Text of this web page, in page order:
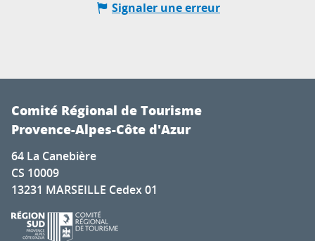
Signaler une erreur
Comité Régional de Tourisme
Provence-Alpes-Côte d'Azur
64 La Canebière
CS 10009
13231 MARSEILLE Cedex 01